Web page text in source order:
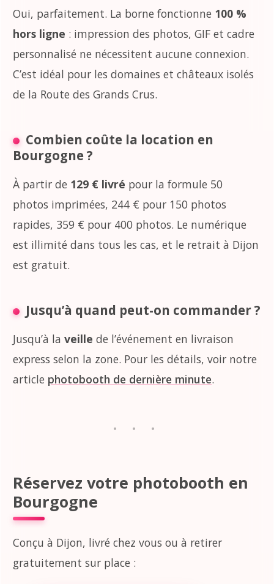
Oui, parfaitement. La borne fonctionne 100 %
hors ligne : impression des photos, GIF et cadre
personnalisé ne nécessitent aucune connexion.
C’est idéal pour les domaines et châteaux isolés
de la Route des Grands Crus.
Combien coûte la location en
Bourgogne ?
À partir de 129 € livré pour la formule 50
photos imprimées, 244 € pour 150 photos
rapides, 359 € pour 400 photos. Le numérique
est illimité dans tous les cas, et le retrait à Dijon
est gratuit.
Jusqu’à quand peut-on commander ?
Jusqu’à laveille de l’événement en livraison
express selon la zone. Pour les détails, voir notre
article photobooth de dernière minute.
Réservez votre photobooth en
Bourgogne
Conçu à Dijon, livré chez vous ou à retirer
gratuitement sur place :